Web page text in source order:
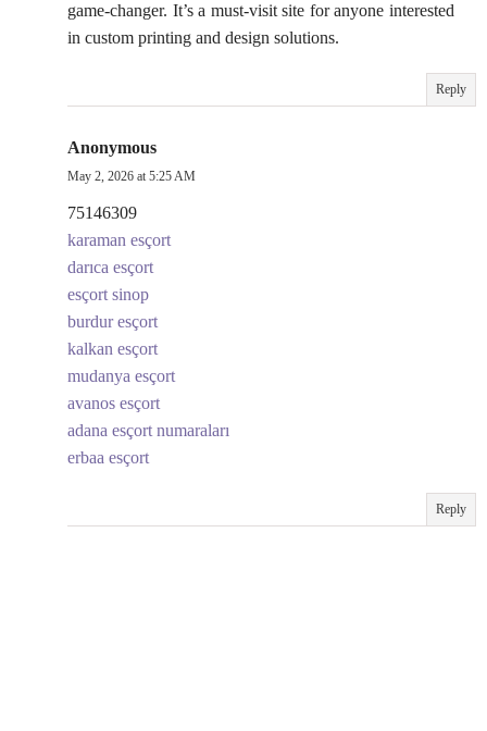
game-changer. It’s a must-visit site for anyone interested
in custom printing and design solutions.
Reply
Anonymous
May 2, 2026 at 5:25 AM
75146309
karaman esçort
darıca esçort
esçort sinop
burdur esçort
kalkan esçort
mudanya esçort
avanos esçort
adana esçort numaraları
erbaa esçort
Reply